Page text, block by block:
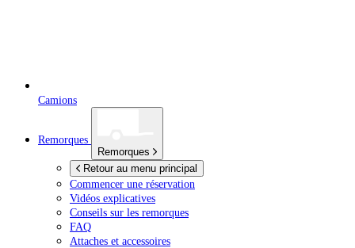
Camions
Remorques
Remorques
Retour au menu principal
Commencer une réservation
Vidéos explicatives
Conseils sur les remorques
FAQ
Attaches et accessoires